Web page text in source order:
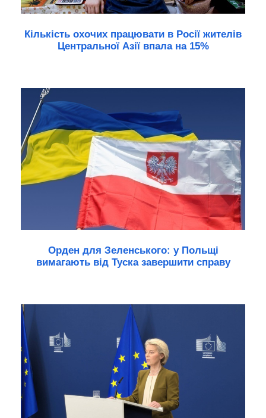
Кількість охочих працювати в Росії жителів
Центральної Азії впала на 15%
Орден для Зеленського: у Польщі
вимагають від Туска завершити справу